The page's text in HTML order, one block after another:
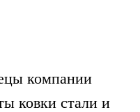
компании
ковки стали и